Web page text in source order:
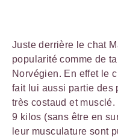
Juste derrière le chat
popularité comme de
Norvégien. En effet le
fait lui aussi partie des
très costaud et
9 kilos (sans être en
leur musculature sont